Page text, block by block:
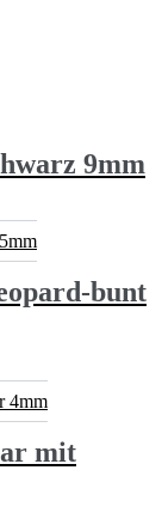
9mm
bunt
mit